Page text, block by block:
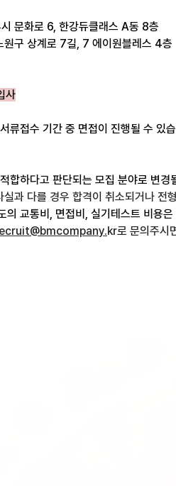
문화로 6, 한강듀클래스 A동 8층
원구 상계로 7길, 7 에이원블레스 4층
사
류접수 기간 중 면접이 진행될 수 있
합하다고 판단되는 모집 분야로 변경
과 다를 경우 합격이 취소되거나 전
의 교통비, 면접비, 실기테스트 비용
kr로 문의주시